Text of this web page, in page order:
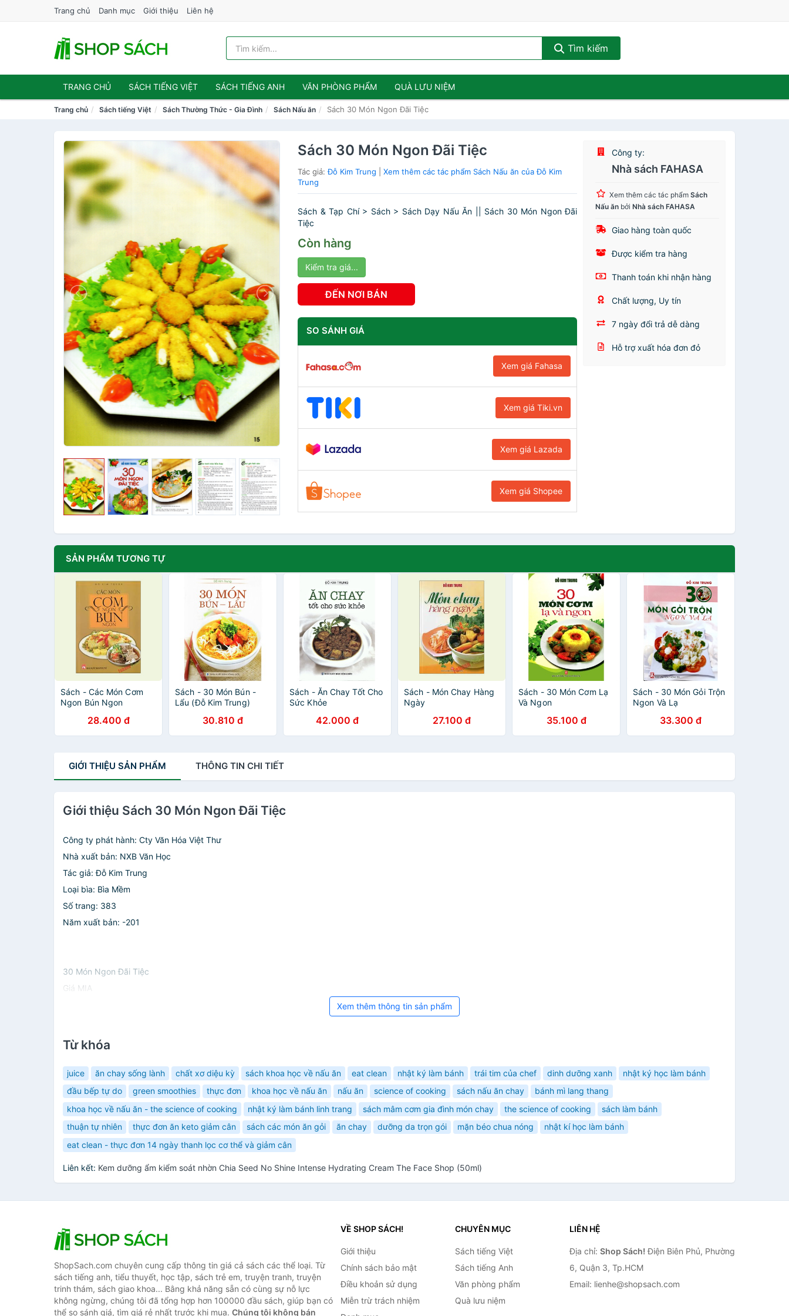
Trang chủ Danh mục Giới thiệu Liên hệ
Tìm kiếm
TRANG CHỦ SÁCH TIẾNG VIỆT SÁCH TIẾNG ANH VĂN PHÒNG PHẨM QUÀ LƯU NIỆM
Trang chủ Sách tiếng Việt Sách Thường Thức - Gia Đình Sách Nấu ăn Sách 30 Món Ngon Đãi Tiệc
Sách 30 Món Ngon Đãi Tiệc
Tác giả:Đỗ Kim Trung |Xem thêm các tác phẩm Sách Nấu ăn của Đỗ Kim
Trung
Sách & Tạp Chí > Sách > Sách Dạy Nấu Ăn || Sách 30 Món Ngon Đãi
Tiệc
Còn hàng
Kiểm tra giá...
ĐẾN NƠI BÁN
SO SÁNH GIÁ
Xem giá Fahasa
Xem giá Tiki.vn
Xem giá Lazada
Xem giá Shopee
Công ty:
Nhà sách FAHASA
Xem thêm các tác phẩmSách
Nấu ăn bởiNhà sách FAHASA
Giao hàng toàn quốc
Được kiểm tra hàng
Thanh toán khi nhận hàng
Chất lượng, Uy tín
7 ngày đổi trả dễ dàng
Hỗ trợ xuất hóa đơn đỏ
SẢN PHẨM TƯƠNG TỰ
Sách - Các Món Cơm
Ngon Bún Ngon
28.400 đ
Sách - 30 Món Bún -
Lẩu (Đỗ Kim Trung)
30.810 đ
Sách - Ăn Chay Tốt Cho
Sức Khỏe
42.000 đ
Sách - Món Chay Hàng
Ngày
27.100 đ
Sách - 30 Món Cơm Lạ
Và Ngon
35.100 đ
Sách - 30 Món Gỏi Trộn
Ngon Và Lạ
33.300 đ
GIỚI THIỆU SẢN PHẨM THÔNG TIN CHI TIẾT
Giới thiệu Sách 30 Món Ngon Đãi Tiệc
Công ty phát hành: Cty Văn Hóa Việt Thư
Nhà xuất bản: NXB Văn Học
Tác giả: Đỗ Kim Trung
Loại bìa: Bìa Mềm
Số trang: 383
Năm xuất bản: -201
30 Món Ngon Đãi Tiệc
Giá MIA
Xem thêm thông tin sản phẩm
Từ khóa
juice ăn chay sống lành chất xơ diệu kỳ sách khoa học về nấu ăn eat clean nhật ký làm bánh trái tim của chef dinh dưỡng xanh
nhật ký học làm bánh
đầu bếp tự do
green smoothies thực đơn khoa học về nấu ăn nấu ăn science of cooking sách nấu ăn chay
bánh mì lang thang
khoa học về nấu ăn - the science of cooking
nhật ký làm bánh linh trang sách mâm cơm gia đình món chay the science of cooking
sách làm bánh
thuận tự nhiên
thực đơn ăn keto giảm cân sách các món ăn gỏi ăn chay dưỡng da trọn gói mặn béo chua nóng
nhật kí học làm bánh
eat clean - thực đơn 14 ngày thanh lọc cơ thể và giảm cân
Liên kết: Kem dưỡng ẩm kiểm soát nhờn Chia Seed No Shine Intense Hydrating Cream The Face Shop (50ml)
ShopSach.com chuyên cung cấp thông tin giá cả sách các thể loại. Từ
sách tiếng anh, tiểu thuyết, học tập, sách trẻ em, truyện tranh, truyện
trinh thám, sách giao khoa... Bằng khả năng sẵn có cùng sự nỗ lực
không ngừng, chúng tôi đã tổng hợp hơn 100000 đầu sách, giúp bạn có
thể so sánh giá, tìm giá rẻ nhất trước khi mua. Chúng tôi không bán
VỀ SHOP SÁCH!
Giới thiệu
Chính sách bảo mật
Điều khoản sử dụng
Miễn trừ trách nhiệm
CHUYÊN MỤC
Sách tiếng Việt
Sách tiếng Anh
Văn phòng phẩm
Quà lưu niệm
LIÊN HỆ
Địa chỉ: Shop Sách! Điện Biên Phủ, Phường
6, Quận 3, Tp.HCM
Email: lienhe@shopsach.com